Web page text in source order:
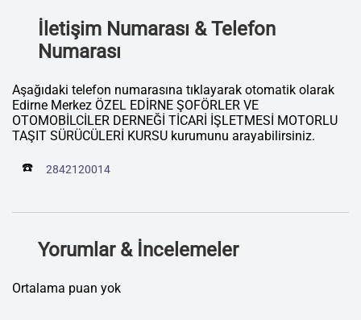
İletişim Numarası & Telefon
Numarası
Aşağıdaki telefon numarasına tıklayarak otomatik olarak
Edirne Merkez ÖZEL EDİRNE ŞOFÖRLER VE
OTOMOBİLCİLER DERNEĞİ TİCARİ İŞLETMESİ MOTORLU
TAŞIT SÜRÜCÜLERİ KURSU kurumunu arayabilirsiniz.
☎️ 2842120014
Yorumlar & İncelemeler
Ortalama puan yok